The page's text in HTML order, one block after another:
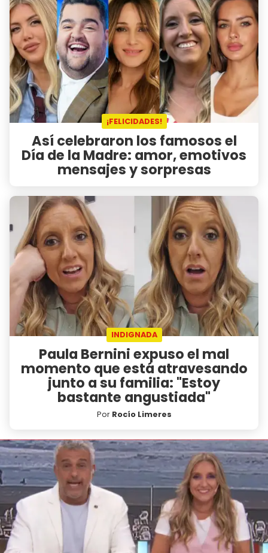
¡FELICIDADES!
Así celebraron los famosos el
Día de la Madre: amor, emotivos
mensajes y sorpresas
INDIGNADA
Paula Bernini expuso el mal
momento que está atravesando
junto a su familia: "Estoy
bastante angustiada"
Por Rocío Limeres